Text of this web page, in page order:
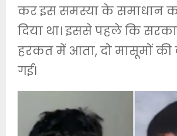
कर इस समस्या के समाधान का
दिया था। इससे पहले कि
हरकत में आता, दो मासूमों की
गई।